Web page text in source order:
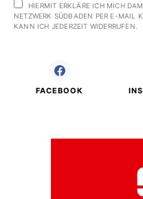
HIERMIT ERKLÄRE ICH MICH
NETZWERK SÜDBADEN PER E-MAIL
KANN ICH JEDERZEIT WIDERRUFEN.
FACEBOOK